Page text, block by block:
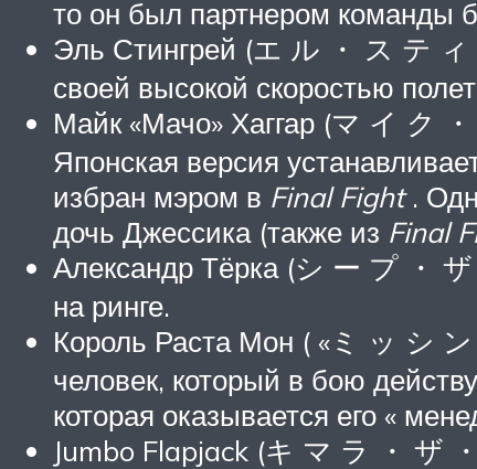
то он был партнером команды
Эль Стингрей (エ ル ・ ス テ ィ
своей высокой скоростью
Майк «Мачо» Хаггар (マ イ ク
Японская версия
избран мэром в Final Fight.
дочь Джессика (также из Final
Александр Тёрка (シ ー プ ・
на ринге.
Король Раста Мон ( «ミ ッ シ
человек, который в бою
которая оказывается его «
Jumbo Flapjack (キ マ ラ ・ ザ